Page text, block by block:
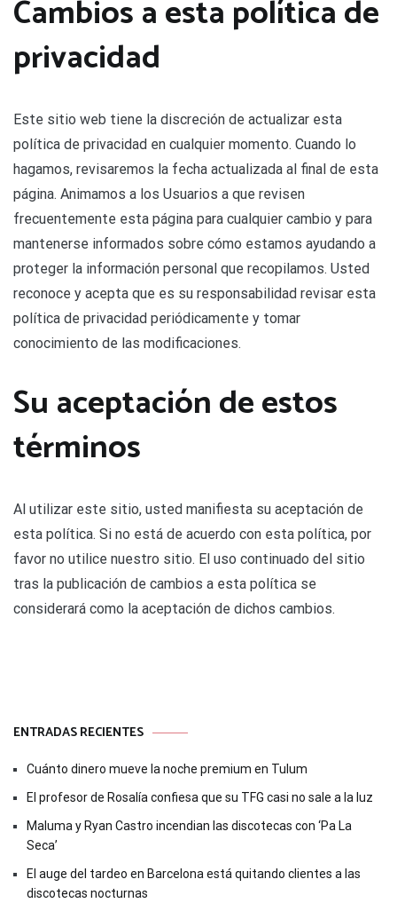
Cambios a esta política de
privacidad
Este sitio web tiene la discreción de actualizar esta
política de privacidad en cualquier momento. Cuando lo
hagamos, revisaremos la fecha actualizada al final de esta
página. Animamos a los Usuarios a que revisen
frecuentemente esta página para cualquier cambio y para
mantenerse informados sobre cómo estamos ayudando a
proteger la información personal que recopilamos. Usted
reconoce y acepta que es su responsabilidad revisar esta
política de privacidad periódicamente y tomar
conocimiento de las modificaciones.
Su aceptación de estos
términos
Al utilizar este sitio, usted manifiesta su aceptación de
esta política. Si no está de acuerdo con esta política, por
favor no utilice nuestro sitio. El uso continuado del sitio
tras la publicación de cambios a esta política se
considerará como la aceptación de dichos cambios.
ENTRADAS RECIENTES
Cuánto dinero mueve la noche premium en Tulum
El profesor de Rosalía confiesa que su TFG casi no sale a la luz
Maluma y Ryan Castro incendian las discotecas con ‘Pa La
Seca’
El auge del tardeo en Barcelona está quitando clientes a las
discotecas nocturnas